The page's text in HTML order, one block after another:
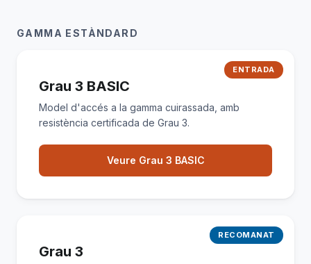
GAMMA ESTÀNDARD
ENTRADA
Grau 3 BASIC
Model d'accés a la gamma cuirassada, amb
resistència certificada de Grau 3.
Veure Grau 3 BASIC
RECOMANAT
Grau 3